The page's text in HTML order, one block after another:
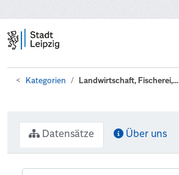
Kategorien Landwirtschaft, Fischerei,...
Datensätze Über uns